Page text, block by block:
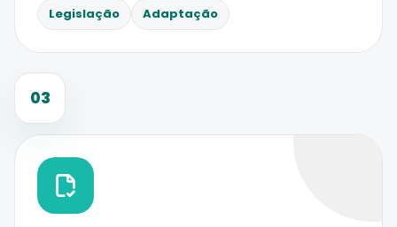
Legislação
Adaptação
03